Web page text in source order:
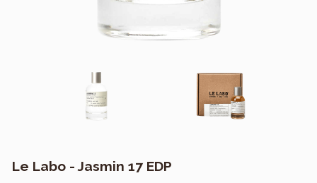
Le Labo - Jasmin 17 EDP